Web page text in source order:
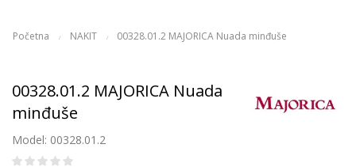
Početna / NAKIT / 00328.01.2 MAJORICA Nuada minđuše
00328.01.2 MAJORICA Nuada
minđuše
Model: 00328.01.2